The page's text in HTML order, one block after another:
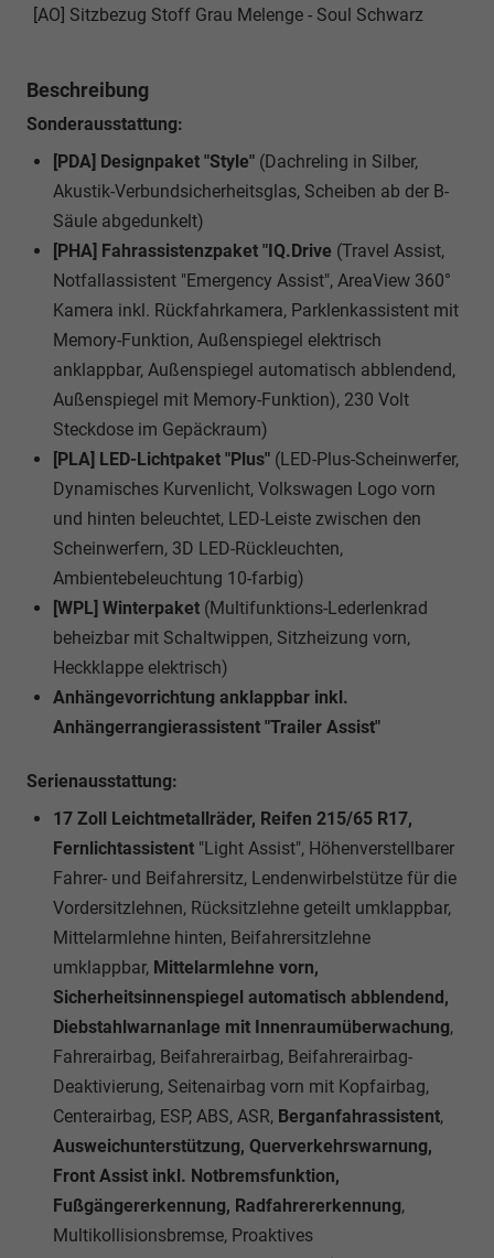
[AO] Sitzbezug Stoff Grau Melenge - Soul Schwarz
Beschreibung
Sonderausstattung:
[PDA] Designpaket "Style" (Dachreling in Silber,
Akustik-Verbundsicherheitsglas, Scheiben ab der B-
Säule abgedunkelt)
[PHA] Fahrassistenzpaket "IQ.Drive (Travel Assist,
Notfallassistent "Emergency Assist", AreaView 360°
Kamera inkl. Rückfahrkamera, Parklenkassistent mit
Memory-Funktion, Außenspiegel elektrisch
anklappbar, Außenspiegel automatisch abblendend,
Außenspiegel mit Memory-Funktion), 230 Volt
Steckdose im Gepäckraum)
[PLA] LED-Lichtpaket "Plus" (LED-Plus-Scheinwerfer,
Dynamisches Kurvenlicht, Volkswagen Logo vorn
und hinten beleuchtet, LED-Leiste zwischen den
Scheinwerfern, 3D LED-Rückleuchten,
Ambientebeleuchtung 10-farbig)
[WPL] Winterpaket (Multifunktions-Lederlenkrad
beheizbar mit Schaltwippen, Sitzheizung vorn,
Heckklappe elektrisch)
Anhängevorrichtung anklappbar inkl.
Anhängerrangierassistent "Trailer Assist"
Serienausstattung:
17 Zoll Leichtmetallräder, Reifen 215/65 R17,
Fernlichtassistent "Light Assist", Höhenverstellbarer
Fahrer- und Beifahrersitz, Lendenwirbelstütze für die
Vordersitzlehnen, Rücksitzlehne geteilt umklappbar,
Mittelarmlehne hinten, Beifahrersitzlehne
umklappbar, Mittelarmlehne vorn,
Sicherheitsinnenspiegel automatisch abblendend,
Diebstahlwarnanlage mit Innenraumüberwachung,
Fahrerairbag, Beifahrerairbag, Beifahrerairbag-
Deaktivierung, Seitenairbag vorn mit Kopfairbag,
Centerairbag, ESP, ABS, ASR, Berganfahrassistent,
Ausweichunterstützung, Querverkehrswarnung,
Front Assist inkl. Notbremsfunktion,
Fußgängererkennung, Radfahrererkennung,
Multikollisionsbremse, Proaktives